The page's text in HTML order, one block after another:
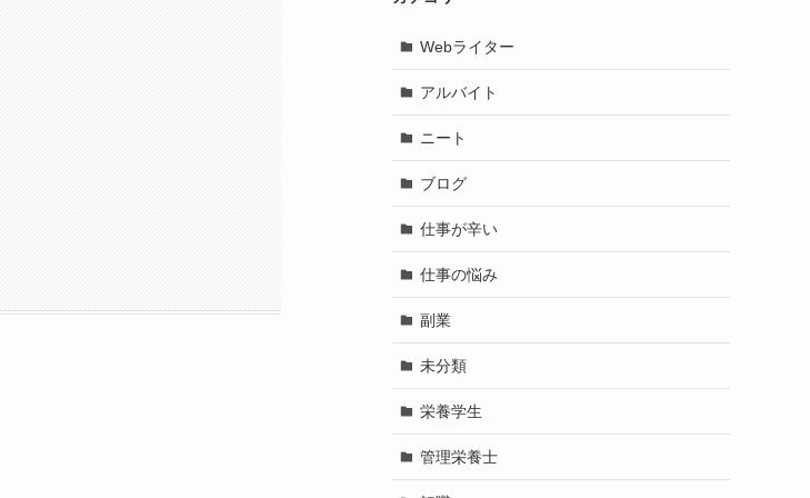
Webライター
アルバイト
ニート
ブログ
仕事が辛い
仕事の悩み
副業
未分類
栄養学生
管理栄養士